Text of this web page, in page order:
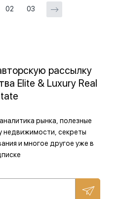
02 03
рассылку
Elite & Luxury Real
рынка, полезные
недвижимости, секреты
и многое другое уже в